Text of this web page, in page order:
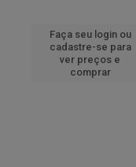
Faça seu login ou
cadastre-se para
ver preços e
comprar